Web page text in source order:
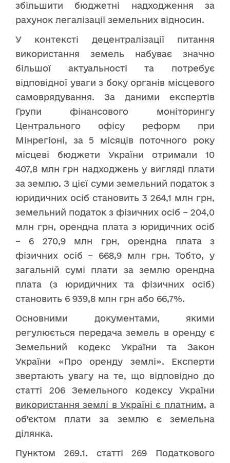
збільшити бюджетні надходження за
рахунок легалізації земельних відносин.
У контексті децентралізації питання
використання земель набуває значно
більшої актуальності та потребує
відповідної уваги з боку органів місцевого
самоврядування. За даними експертів
Групи фінансового моніторингу
Центрального офісу реформ при
Мінрегіоні, за 5 місяців поточного року
місцеві бюджети України отримали 10
407,8 млн грн надходжень у вигляді плати
за землю. З цієї суми земельний податок з
юридичних осіб становить 3 264,1 млн грн,
земельний податок з фізичних осіб – 204,0
млн грн, орендна плата з юридичних осіб
– 6 270,9 млн грн, орендна плата з
фізичних осіб – 668,9 млн грн. Тобто, у
загальній сумі плати за землю орендна
плата (з юридичних та фізичних осіб)
становить 6 939,8 млн грн або 66,7%.
Основними документами, якими
регулюється передача земель в оренду є
Земельний кодекс України та Закон
України «Про оренду землі». Експерти
звертають увагу на те, що відповідно до
статті 206 Земельного кодексу України
використання землі в Україні є платним, а
об’єктом плати за землю є земельна
ділянка.
Пунктом 269.1. статті 269 Податкового